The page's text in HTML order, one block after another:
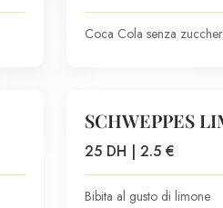
Coca Cola senza
SCHWEPPES
25 DH | 2.5 €
Bibita al gusto di limone